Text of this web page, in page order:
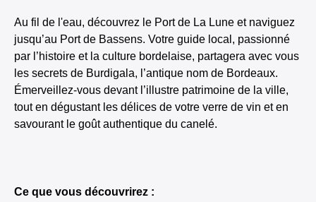
Au fil de l'eau, découvrez le Port de La Lune et naviguez
jusqu’au Port de Bassens. Votre guide local, passionné
par l’histoire et la culture bordelaise, partagera avec vous
les secrets de Burdigala, l’antique nom de Bordeaux.
Émerveillez-vous devant l’illustre patrimoine de la ville,
tout en dégustant les délices de votre verre de vin et en
savourant le goût authentique du canelé.
Ce que vous découvrirez :